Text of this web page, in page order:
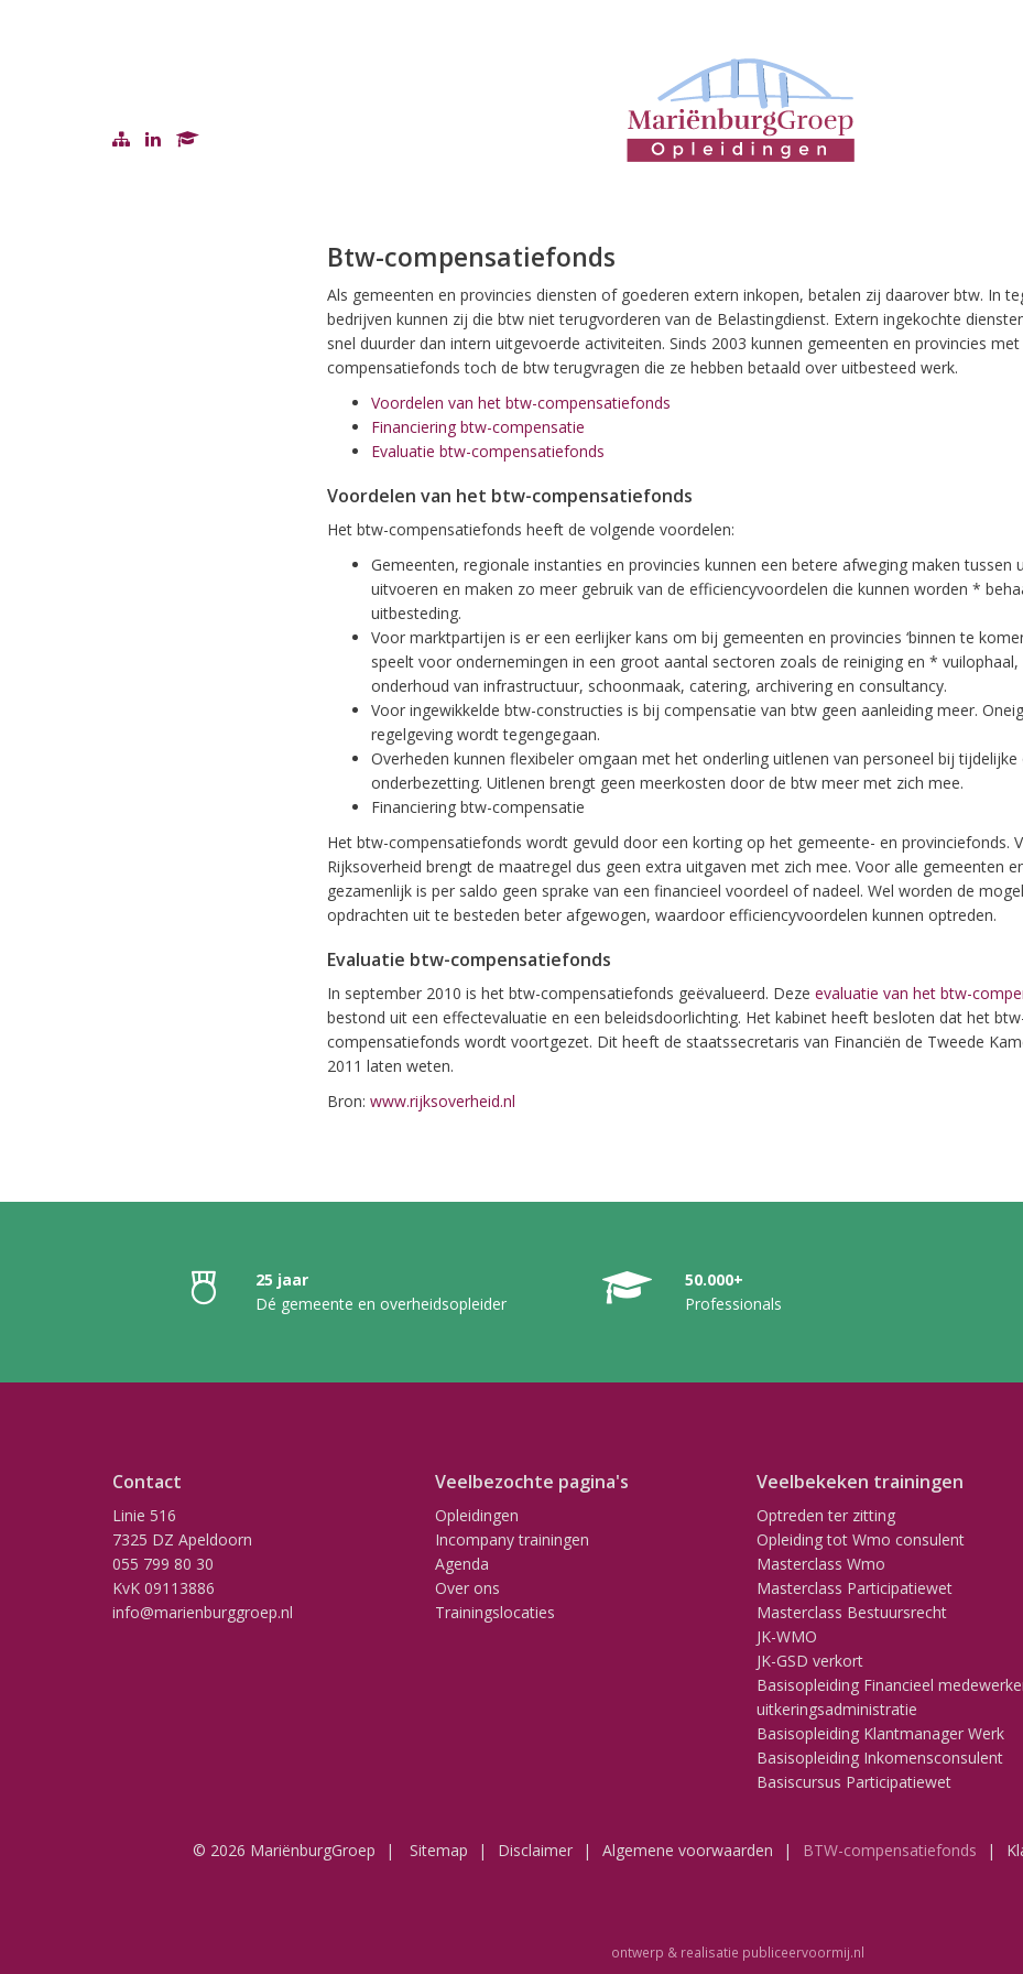
Btw-compensatiefonds
Als gemeenten en provincies diensten of goederen extern inkopen, betalen zij daarover btw. In
bedrijven kunnen zij die btw niet terugvorderen van de Belastingdienst. Extern ingekochte
snel duurder dan intern uitgevoerde activiteiten. Sinds 2003 kunnen gemeenten en provincies
compensatiefonds toch de btw terugvragen die ze hebben betaald over uitbesteed werk.
Voordelen van het btw-compensatiefonds
Financiering btw-compensatie
Evaluatie btw-compensatiefonds
Voordelen van het btw-compensatiefonds
Het btw-compensatiefonds heeft de volgende voordelen:
Gemeenten, regionale instanties en provincies kunnen een betere afweging maken tussen
uitvoeren en maken zo meer gebruik van de efficiencyvoordelen die kunnen worden *
uitbesteding.
Voor marktpartijen is er een eerlijker kans om bij gemeenten en provincies ‘binnen te
speelt voor ondernemingen in een groot aantal sectoren zoals de reiniging en *
onderhoud van infrastructuur, schoonmaak, catering, archivering en consultancy.
Voor ingewikkelde btw-constructies is bij compensatie van btw geen aanleiding meer.
regelgeving wordt tegengegaan.
Overheden kunnen flexibeler omgaan met het onderling uitlenen van personeel bij
onderbezetting. Uitlenen brengt geen meerkosten door de btw meer met zich mee.
Financiering btw-compensatie
Het btw-compensatiefonds wordt gevuld door een korting op het gemeente- en provinciefonds.
Rijksoverheid brengt de maatregel dus geen extra uitgaven met zich mee. Voor alle gemeenten
gezamenlijk is per saldo geen sprake van een financieel voordeel of nadeel. Wel worden de
opdrachten uit te besteden beter afgewogen, waardoor efficiencyvoordelen kunnen optreden.
Evaluatie btw-compensatiefonds
In september 2010 is het btw-compensatiefonds geëvalueerd. Deze evaluatie van het btw-
bestond uit een effectevaluatie en een beleidsdoorlichting. Het kabinet heeft besloten dat het
compensatiefonds wordt voortgezet. Dit heeft de staatssecretaris van Financiën de Tweede
2011 laten weten.
Bron: www.rijksoverheid.nl
25 jaar
Dé gemeente en overheidsopleider
50.000+
Professionals
Contact
Linie 516
7325 DZ Apeldoorn
055 799 80 30
KvK 09113886
info@marienburggroep.nl
Veelbezochte pagina's
Opleidingen
Incompany trainingen
Agenda
Over ons
Trainingslocaties
Veelbekeken trainingen
Optreden ter zitting
Opleiding tot Wmo consulent
Masterclass Wmo
Masterclass Participatiewet
Masterclass Bestuursrecht
JK-WMO
JK-GSD verkort
Basisopleiding Financieel
uitkeringsadministratie
Basisopleiding Klantmanager Werk
Basisopleiding Inkomensconsulent
Basiscursus Participatiewet
© 2026 MariënburgGroep Sitemap Disclaimer Algemene voorwaarden BTW-compensatiefonds
ontwerp & realisatie publiceervoormij.nl